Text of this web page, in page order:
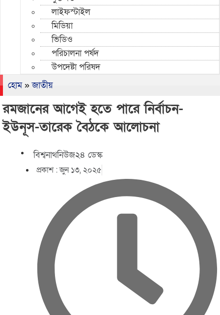
লাইফস্টাইল
মিডিয়া
ভিডিও
পরিচালনা পর্ষদ
উপদেষ্টা পরিষদ
হোম»জাতীয়
রমজানের আগেই হতে পারে নির্বাচন-
ইউনূস-তারেক বৈঠকে আলোচনা
বিশ্বনাথনিউজ২৪ ডেস্ক
প্রকাশ :জুন ১৩, ২০২৫